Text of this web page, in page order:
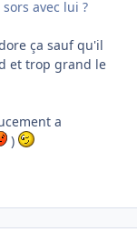
avec lui ?
ça sauf qu'il
et trop grand le
a
)